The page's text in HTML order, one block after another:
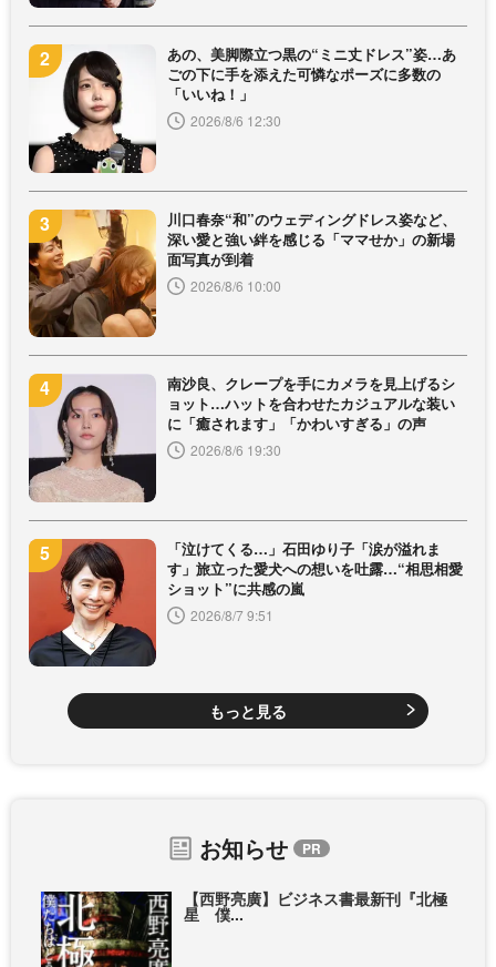
あの、美脚際立つ黒の“ミニ丈ドレス”姿…あ
ごの下に手を添えた可憐なポーズに多数の
「いいね！」
2026/8/6 12:30
川口春奈“和”のウェディングドレス姿など、
深い愛と強い絆を感じる「ママせか」の新場
面写真が到着
2026/8/6 10:00
南沙良、クレープを手にカメラを見上げるシ
ョット…ハットを合わせたカジュアルな装い
に「癒されます」「かわいすぎる」の声
2026/8/6 19:30
「泣けてくる…」石田ゆり子「涙が溢れま
す」旅立った愛犬への想いを吐露…“相思相愛
ショット”に共感の嵐
2026/8/7 9:51
もっと見る
お知らせ
【西野亮廣】ビジネス書最新刊『北極
星 僕...